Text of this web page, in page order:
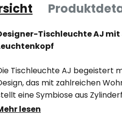
Tischleuchte AJ
Tischleuchte AJ begeistert
das mit zahlreichen
eine Symbiose aus
im unteren Bereich
lesen